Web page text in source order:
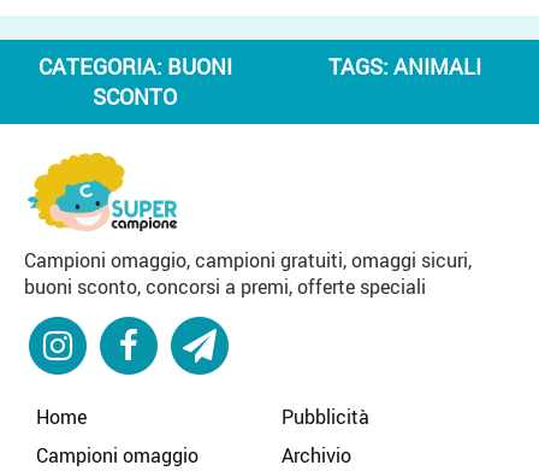
CATEGORIA: BUONI
SCONTO
TAGS: ANIMALI
Campioni omaggio, campioni gratuiti, omaggi sicuri,
buoni sconto, concorsi a premi, offerte speciali
Home
Campioni omaggio
Pubblicità
Archivio